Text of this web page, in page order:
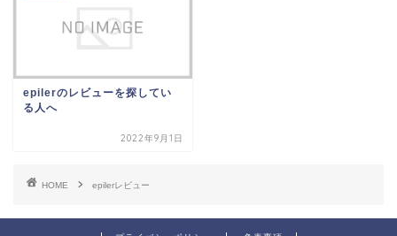
epilerのレビューを探してい
る人へ
2022年9月1日
HOME epilerレビュー